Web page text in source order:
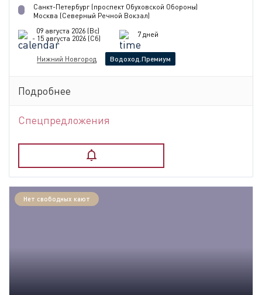
Санкт-Петербург (проспект Обуховской Обороны)
Москва (Северный Речной Вокзал)
09 августа 2026 (Вс)
- 15 августа 2026 (Сб)
7 дней
Нижний Новгород Водоход.Премиум
Подробнее
Спецпредложения
Нет свободных кают